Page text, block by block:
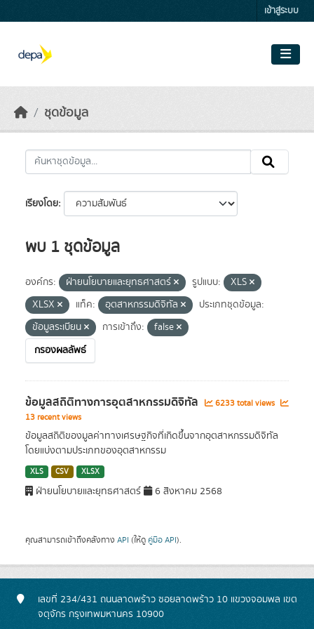
เข้าสู่ระบบ
ชุดข้อมูล
เรียงโดย
พบ 1 ชุดข้อมูล
องค์กร: ฝ่ายนโยบายและยุทธศาสตร์ รูปแบบ:
XLS
XLSX
แท็ค: อุตสาหกรรมดิจิทัล
ประเภทชุดข้อมูล:
ข้อมูลระเบียน
การเข้าถึง:
false
กรองผลลัพธ์
ข้อมูลสถิติทางการอุตสาหกรรมดิจิทัล
6233 total views
13 recent views
ข้อมูลสถิติของมูลค่าทางเศรษฐกิจที่เกิดขึ้นจากอุตสาหกรรมดิจิทัล
โดยแบ่งตามประเภทของอุตสาหกรรม
XLS CSV XLSX
ฝ่ายนโยบายและยุทธศาสตร์ 6 สิงหาคม 2568
คุณสามารถเข้าถึงคลังทาง API (ให้ดู คู่มือ API).
เลขที่ 234/431 ถนนลาดพร้าว ซอยลาดพร้าว 10 แขวงจอมพล เขต
จตุจักร กรุงเทพมหานคร 10900